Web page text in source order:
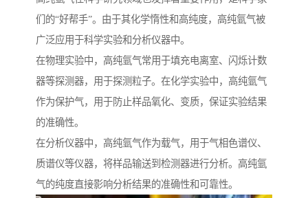
们的“好帮手”。由于其化学惰性和高纯度，高纯氩气被
广泛应用于科学实验和分析仪器中。
在物理实验中，高纯氩气常用于填充电离室、闪烁计数
器等探测器，用于探测粒子。在化学实验中，高纯氩气
作为保护气，用于防止样品氧化、变质，保证实验结果
的准确性。
在分析仪器中，高纯氩气作为载气，用于气相色谱仪、
质谱仪等仪器，将样品输送到检测器进行分析。高纯氩
气的纯度直接影响分析结果的准确性和可靠性。